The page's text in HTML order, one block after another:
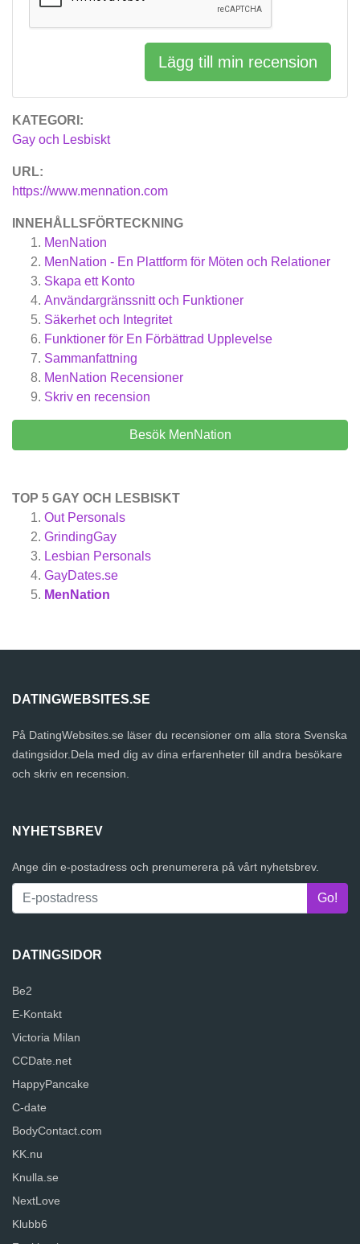
KATEGORI:
Gay och Lesbiskt
URL:
https://www.mennation.com
INNEHÅLLSFÖRTECKNING
MenNation
MenNation - En Plattform för Möten och Relationer
Skapa ett Konto
Användargränssnitt och Funktioner
Säkerhet och Integritet
Funktioner för En Förbättrad Upplevelse
Sammanfattning
MenNation Recensioner
Skriv en recension
Besök MenNation
TOP 5 GAY OCH LESBISKT
Out Personals
GrindingGay
Lesbian Personals
GayDates.se
MenNation
Lägg till min recension
DATINGWEBSITES.SE
På DatingWebsites.se läser du recensioner om alla stora Svenska
datingsidor.Dela med dig av dina erfarenheter till andra besökare
och skriv en recension.
NYHETSBREV
Ange din e-postadress och prenumerera på vårt nyhetsbrev.
DATINGSIDOR
Be2
E-Kontakt
Victoria Milan
CCDate.net
HappyPancake
C-date
BodyContact.com
KK.nu
Knulla.se
NextLove
Klubb6